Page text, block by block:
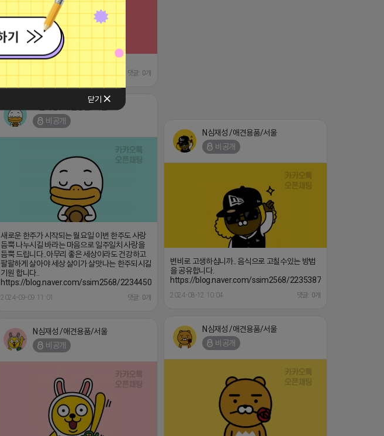
닫기
2024-12-23 10:15 댓글: 0개
비공개
새로운 한주가 시작되는 월요일 이번 한주도 사랑
듬뿍 나누시길 바라는 마음으로 일주일치 사랑을
듬뿍 드립니다..아무리 좋은 세상이라도 건강하고
팔팔하게 살아야 세상 살이가 살맛나는 한주되시길
기원 합니다..
https://blog.naver.com/ssim2568/223445027173
2024-09-09 11:01 댓글: 0개
N심재성 /애견용품/서울
비공개
변비로 고생하십니까.. 음식으로 고칠수있는 방법
을 공유합니다.
https://blog.naver.com/ssim2568/223538734595
2024-08-12 10:04 댓글: 0개
N심재성 /애견용품/서울
비공개
N심재성 /애견용품/서울
비공개